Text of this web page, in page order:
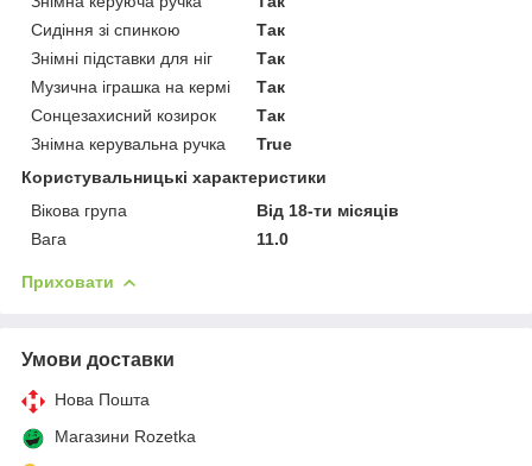
Сидіння зі спинкою
Так
Знімні підставки для ніг
Так
Музична іграшка на кермі
Так
Сонцезахисний козирок
Так
Знімна керувальна ручка
True
Користувальницькі характеристики
Вікова група
Від 18-ти місяців
Вага
11.0
Приховати
Умови доставки
Нова Пошта
Магазини Rozetka